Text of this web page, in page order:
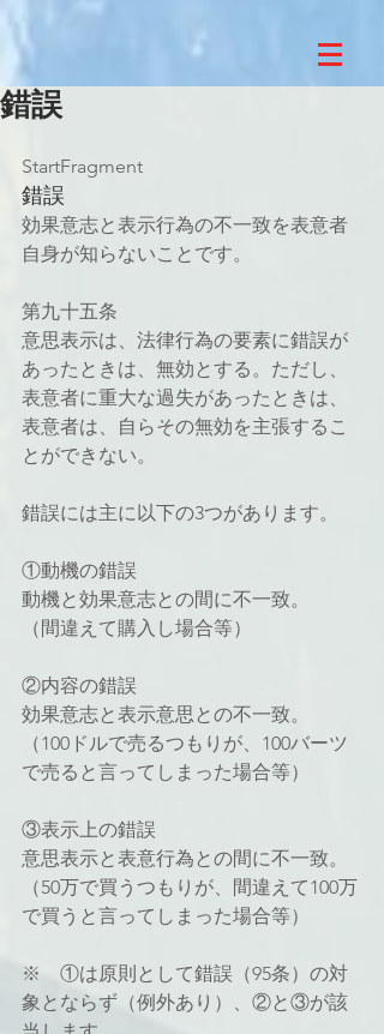
錯誤
StartFragment
錯誤
効果意志と表示行為の不一致を表意者
自身が知らないことです。
第九十五条
意思表示は、法律行為の要素に錯誤が
あったときは、無効とする。ただし、
表意者に重大な過失があったときは、
表意者は、自らその無効を主張するこ
とができない。
錯誤には主に以下の3つがあります。
①動機の錯誤
動機と効果意志との間に不一致。
（間違えて購入し場合等）
②内容の錯誤
効果意志と表示意思との不一致。
（100ドルで売るつもりが、100バーツ
で売ると言ってしまった場合等）
③表示上の錯誤
意思表示と表意行為との間に不一致。
（50万で買うつもりが、間違えて100万
で買うと言ってしまった場合等）
※　①は原則として錯誤（95条）の対
象とならず（例外あり）、②と③が該